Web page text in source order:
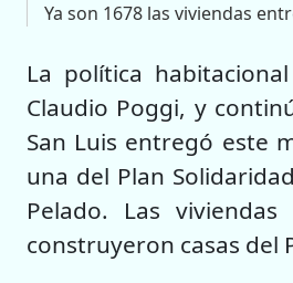
Ya son 1678 las viviendas
La política
Claudio Poggi, y
San Luis entregó este
una del Plan
Pelado. Las
construyeron casas del